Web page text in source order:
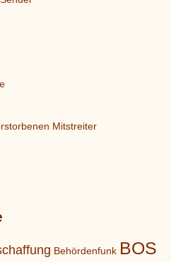
Mitstreiter
Behördenfunk BOS